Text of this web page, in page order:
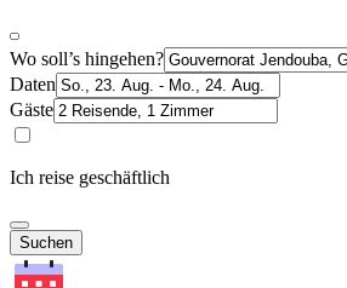
Wo soll’s hingehen?
Daten
Gäste
Ich reise geschäftlich
Suchen